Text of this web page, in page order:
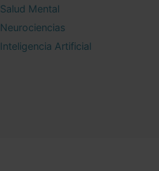
Salud Mental
Neurociencias
Inteligencia Artificial